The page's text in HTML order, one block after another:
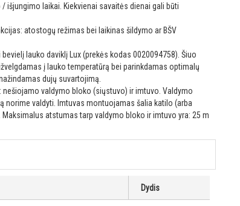
išjungimo laikai. Kiekvienai savaitės dienai gali būti
atostogų režimas bei laikinas šildymo ar BŠV
lauko daviklį Lux (prekės kodas 0020094758). Šiuo
į lauko temperatūrą bei parinkdamas optimalų
dujų suvartojimą.
valdymo bloko (siųstuvo) ir imtuvo. Valdymo
norime valdyti. Imtuvas montuojamas šalia katilo (arba
atstumas tarp valdymo bloko ir imtuvo yra: 25 m
Dydis